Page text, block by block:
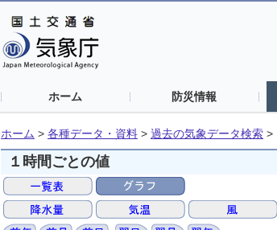
ホーム 防災情報
ホーム > 各種データ・資料 > 過去の気象データ検索 >
１時間ごとの値